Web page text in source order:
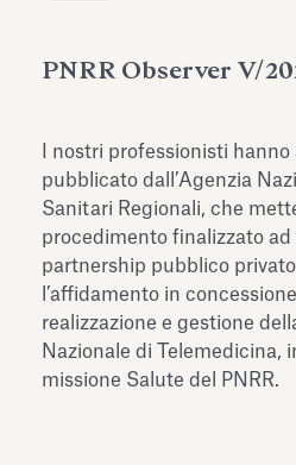
PNRR Observer V/
I nostri professionisti hanno
pubblicato dall’Agenzia
Sanitari Regionali, che
procedimento finalizzato
partnership pubblico privato
l’affidamento in
realizzazione e gestione
Nazionale di Telemedicina,
missione Salute del PNRR.